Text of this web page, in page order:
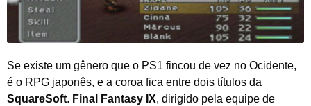
Se existe um gênero que o PS1 fincou de vez no Ocidente,
é o RPG japonês, e a coroa fica entre dois títulos da
SquareSoft. Final Fantasy IX, dirigido pela equipe de